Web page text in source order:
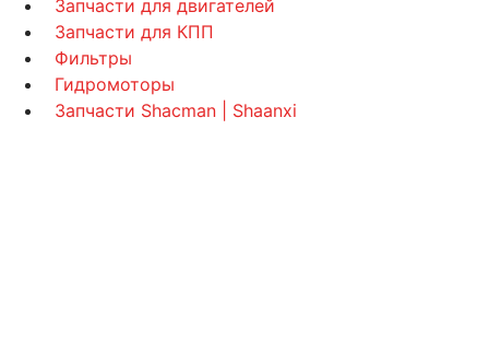
Запчасти для двигателей
Запчасти для КПП
Фильтры
Гидромоторы
Запчасти Shacman | Shaanxi